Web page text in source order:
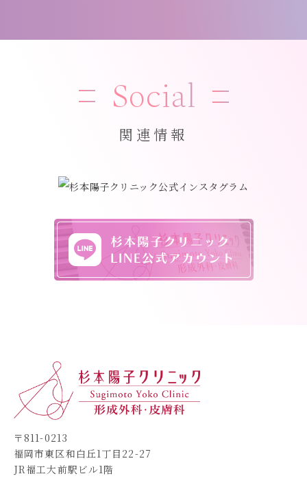
Social
関連情報
〒811-0213
福岡市東区和白丘1丁目22-27
JR福工大前駅ビル1階